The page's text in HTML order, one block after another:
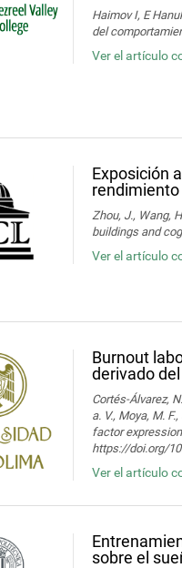
Haimov I, E
del
Ver el artículo
Exposición
Zhou, J., Wang,
buildings and
Ver el artículo
Burnout
derivado
Cortés-Álvarez,
a. V., Moya, M.
factor
https://doi.org/
Ver el artículo
sobre el